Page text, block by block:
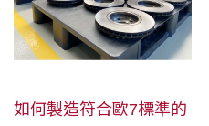
如何製造符合歐7標準的